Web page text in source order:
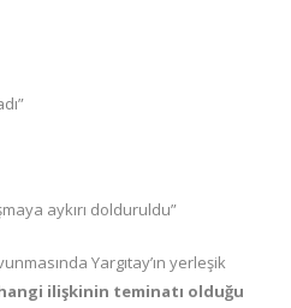
aykırı dolduruldu”
Yargıtay’ın yerleşik
ilişkinin teminatı olduğu